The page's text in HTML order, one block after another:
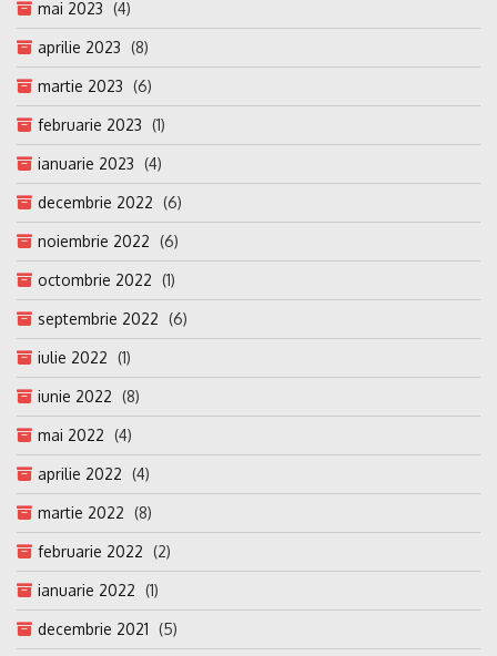
mai 2023 (4)
aprilie 2023 (8)
martie 2023 (6)
februarie 2023 (1)
ianuarie 2023 (4)
decembrie 2022 (6)
noiembrie 2022 (6)
octombrie 2022 (1)
septembrie 2022 (6)
iulie 2022 (1)
iunie 2022 (8)
mai 2022 (4)
aprilie 2022 (4)
martie 2022 (8)
februarie 2022 (2)
ianuarie 2022 (1)
decembrie 2021 (5)